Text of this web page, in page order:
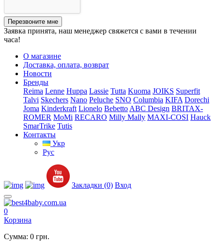
Перезвоните мне
Заявка принята, наш менеджер свяжется с вами в течении
часа!
О магазине
Доставка, оплата, возврат
Новости
Бренды
Reima Lenne Huppa Lassie Tutta Kuoma JOIKS Superfit
Talvi Skechers Nano Peluche SNO Columbia KIFA Dorechi
Joma Kinderkraft Lionelo Bebetto ABC Design BRITAX-
ROMER MoMi RECARO Milly Mally MAXI-COSI Hauck
SmarTrike Tutis
Контакты
Укр
Рус
Закладки (0) Вход
0
Корзина
Сумма: 0 грн.